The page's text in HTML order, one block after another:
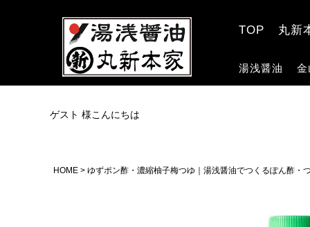
TOP 丸新
湯浅醤油 金
ゲスト 様こんにちは
HOME ゆずポン酢・濃縮柚子梅つゆ｜湯浅醤油でつくるぽん酢・